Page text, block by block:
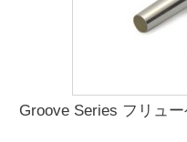
Groove Series フリュ